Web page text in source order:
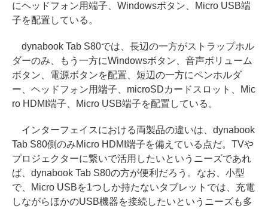
にヘッドフォン用端子、Windowsボタン、Micro USB端
子を配置している。
dynabook Tab S80では、長辺の一方がストラップホル
ダーのみ、もう一方にWindowsボタン、音声ボリューム
ボタン、電源ボタンを配置、短辺の一方にペンホルダ
ー、ヘッドフォン用端子、microSDカードスロット、Mic
ro HDMI端子、Micro USB端子を配置している。
インターフェイスにおける両製品の違いは、dynabook
Tab S80側のみMicro HDMI端子を備えている点だ。TVや
プロジェクターに繋いで活用したいというニーズであれ
ば、dynabook Tab S80の方が便利だろう。なお、小型
で、Micro USBを1つしか持たないタブレットでは、充電
しながらほかのUSB機器を接続したいというニーズも多